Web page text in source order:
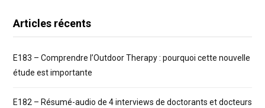
Articles récents
E183 – Comprendre l’Outdoor Therapy : pourquoi cette nouvelle
étude est importante
E182 – Résumé-audio de 4 interviews de doctorants et docteurs